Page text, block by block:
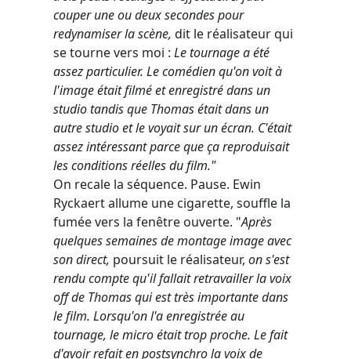
couper une ou deux secondes pour
redynamiser la scène, dit le réalisateur qui
se tourne vers moi : Le tournage a été
assez particulier. Le comédien qu'on voit à
l'image était filmé et enregistré dans un
studio tandis que Thomas était dans un
autre studio et le voyait sur un écran. C'était
assez intéressant parce que ça reproduisait
les conditions réelles du film."
On recale la séquence. Pause. Ewin
Ryckaert allume une cigarette, souffle la
fumée vers la fenêtre ouverte. "Après
quelques semaines de montage image avec
son direct, poursuit le réalisateur, on s'est
rendu compte qu'il fallait retravailler la voix
off de Thomas qui est très importante dans
le film. Lorsqu'on l'a enregistrée au
tournage, le micro était trop proche. Le fait
d'avoir refait en postsynchro la voix de